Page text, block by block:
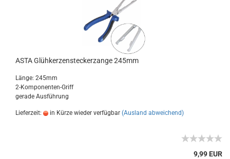
ASTA Glühkerzensteckerzange 245mm
Länge: 245mm
2-Komponenten-Griff
gerade Ausführung
Lieferzeit: in Kürze wieder verfügbar (Ausland abweichend)
9,99 EUR